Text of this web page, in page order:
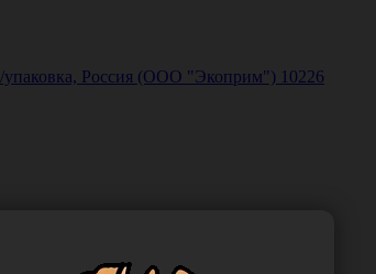
упаковка, Россия (ООО "Экоприм") 10226
Россия (ООО "ЭвоКом") 120197